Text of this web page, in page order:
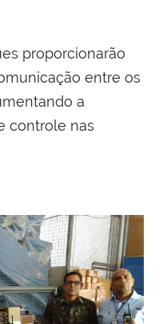
proporcionarão
entre os
a
controle nas